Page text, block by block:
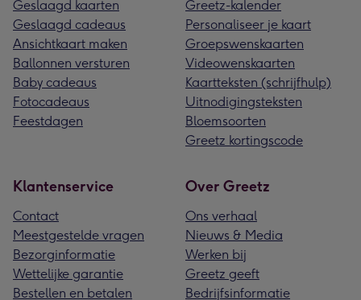
Geslaagd kaarten
Geslaagd cadeaus
Ansichtkaart maken
Ballonnen versturen
Baby cadeaus
Fotocadeaus
Feestdagen
Greetz-kalender
Personaliseer je kaart
Groepswenskaarten
Videowenskaarten
Kaartteksten (schrijfhulp)
Uitnodigingsteksten
Bloemsoorten
Greetz kortingscode
Klantenservice
Contact
Meestgestelde vragen
Bezorginformatie
Wettelijke garantie
Bestellen en betalen
Over Greetz
Ons verhaal
Nieuws & Media
Werken bij
Greetz geeft
Bedrijfsinformatie